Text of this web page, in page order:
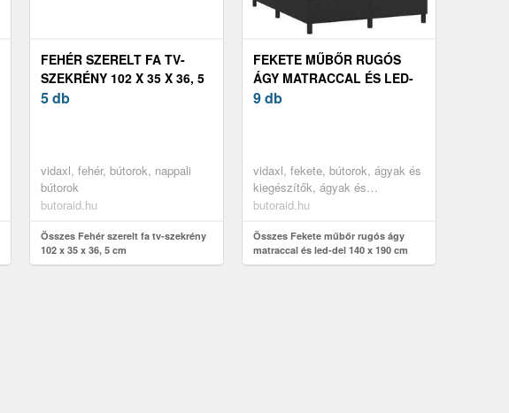
FEHÉR SZERELT FA TV-
SZEKRÉNY 102 X 35 X 36, 5
CM
5 db
vidaxl, fehér, bútorok, nappali
bútorok
butoraid.hu
Összes Fehér szerelt fa tv-szekrény
102 x 35 x 36, 5 cm
FEKETE MŰBŐR RUGÓS
ÁGY MATRACCAL ÉS LED-
DEL 140 X 190 CM
9 db
vidaxl, fekete, bútorok, ágyak és
kiegészítők, ágyak és
ágykeretek
butoraid.hu
Összes Fekete műbőr rugós ágy
matraccal és led-del 140 x 190 cm